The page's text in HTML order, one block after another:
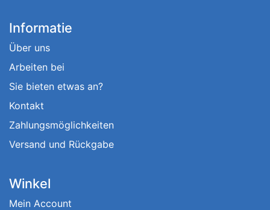
Informatie
Über uns
Arbeiten bei
Sie bieten etwas an?
Kontakt
Zahlungsmöglichkeiten
Versand und Rückgabe
Winkel
Mein Account